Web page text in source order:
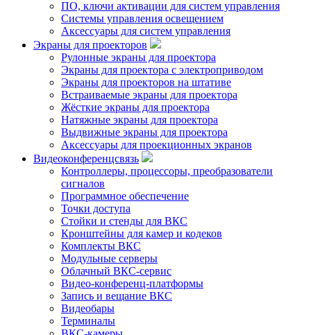
ПО, ключи активации для систем управления
Системы управления освещением
Аксессуары для систем управления
Экраны для проекторов
Рулонные экраны для проектора
Экраны для проектора с электроприводом
Экраны для проекторов на штативе
Встраиваемые экраны для проектора
Жёсткие экраны для проектора
Натяжные экраны для проектора
Выдвижные экраны для проектора
Аксессуары для проекционных экранов
Видеоконференцсвязь
Контроллеры, процессоры, преобразователи
сигналов
Программное обеспечение
Точки доступа
Стойки и стенды для ВКС
Кронштейны для камер и кодеков
Комплекты ВКС
Модульные серверы
Облачный ВКС-сервис
Видео-конференц-платформы
Запись и вещание ВКС
Видеобары
Терминалы